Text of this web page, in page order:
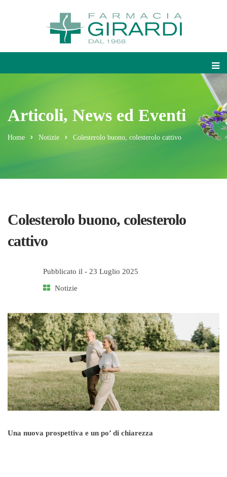
Articoli, News ed Eventi
Home Notizie Colesterolo buono, colesterolo cattivo
Colesterolo buono, colesterolo
cattivo
Pubblicato il - 23 Luglio 2025
Notizie
Una nuova prospettiva e un po’ di chiarezza